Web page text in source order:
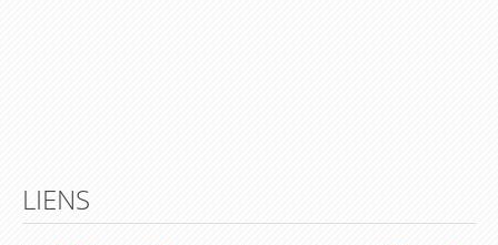
Conversations avec Ted et betty
LIENS